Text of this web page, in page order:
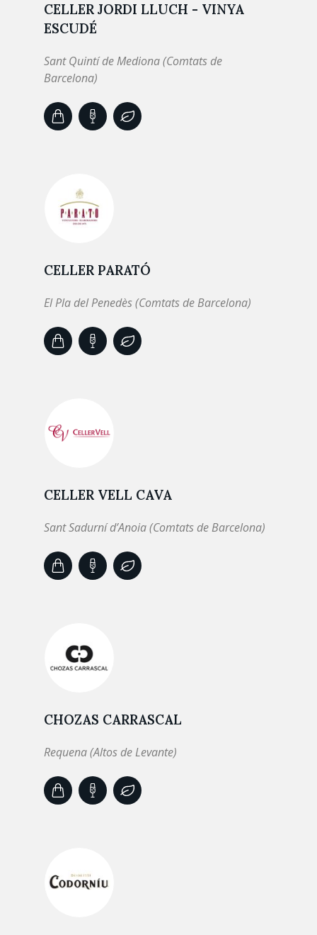
CELLER JORDI LLUCH - VINYA
ESCUDÉ
Sant Quintí de Mediona (Comtats de
Barcelona)
CELLER PARATÓ
El Pla del Penedès (Comtats de Barcelona)
CELLER VELL CAVA
Sant Sadurní d’Anoia (Comtats de Barcelona)
CHOZAS CARRASCAL
Requena (Altos de Levante)